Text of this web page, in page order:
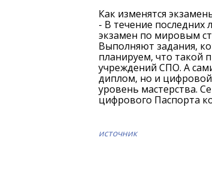
Как изменятся
- В течение
экзамен по мировым
Выполняют задания,
планируем, что такой
учреждений СПО. А
диплом, но и
уровень мастерства.
цифрового Паспорта
источник